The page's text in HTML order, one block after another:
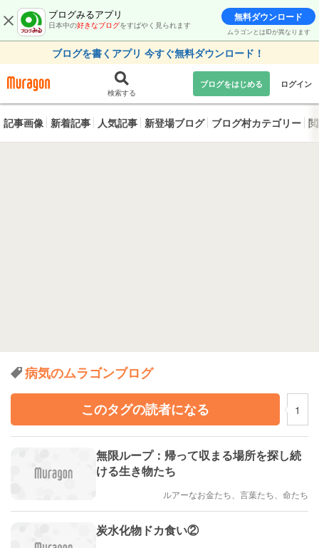
ブログみるアプリ
日本中の好きなブログをすばやく見られます
無料ダウンロード
ムラゴンとはIDが異なります
ブログを書くアプリ 今すぐ無料ダウンロード！
検索する
ブログをはじめる ログイン
記事画像 新着記事 人気記事 新登場ブログ ブログ村カテゴリー
病気のムラゴンブログ
このタグの読者になる
1
無限ループ：帰って収まる場所を探し続
ける生き物たち
ルアーなお金たち、言葉たち、命たち
炭水化物ドカ食い②